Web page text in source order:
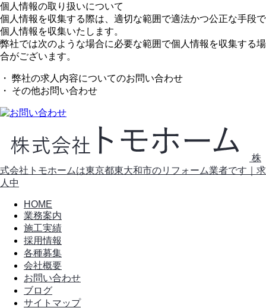
個人情報の取り扱いについて
個人情報を収集する際は、適切な範囲で適法かつ公正な手段で
個人情報を収集いたします。
弊社では次のような場合に必要な範囲で個人情報を収集する場
合がございます。
・ 弊社の求人内容についてのお問い合わせ
・ その他お問い合わせ
株
式会社トモホームは東京都東大和市のリフォーム業者です｜求
人中
HOME
業務案内
施工実績
採用情報
各種募集
会社概要
お問い合わせ
ブログ
サイトマップ